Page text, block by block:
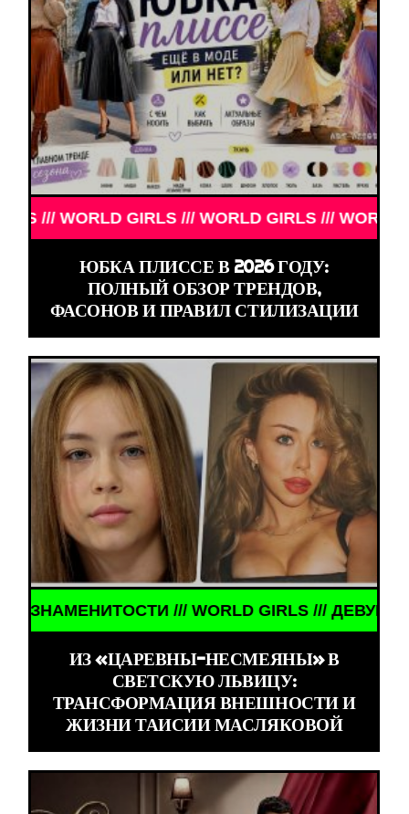
GIRLS /// WORLD GIRLS /// WORLD GIRLS ///
ЮБКА ПЛИССЕ В 2026 ГОДУ:
ПОЛНЫЙ ОБЗОР ТРЕНДОВ,
ФАСОНОВ И ПРАВИЛ СТИЛИЗАЦИИ
GIRLS /// ДЕВУШКИ ЗНАМЕНИТОСТИ ///
ИЗ «ЦАРЕВНЫ-НЕСМЕЯНЫ» В
СВЕТСКУЮ ЛЬВИЦУ:
ТРАНСФОРМАЦИЯ ВНЕШНОСТИ И
ЖИЗНИ ТАИСИИ МАСЛЯКОВОЙ